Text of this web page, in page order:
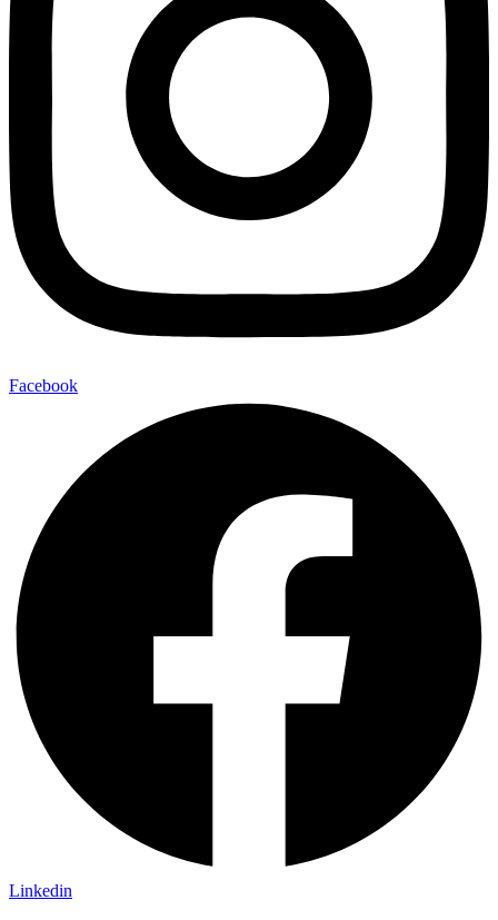
Facebook
Linkedin